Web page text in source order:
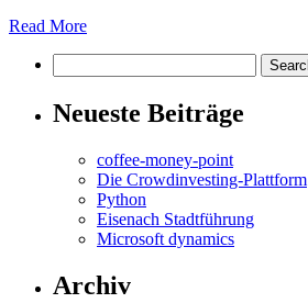
Read More
Neueste Beiträge
coffee-money-point
Die Crowdinvesting-Plattform
Python
Eisenach Stadtführung
Microsoft dynamics
Archiv